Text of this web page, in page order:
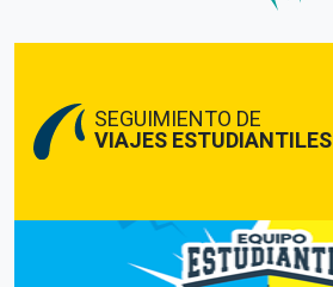
SEGUIMIENTO DE
VIAJES ESTUDIANTILES